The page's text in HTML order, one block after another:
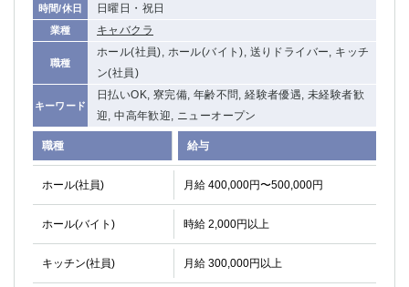
時間/休日 日曜日・祝日
業種 キャバクラ
職種
ホール(社員), ホール(バイト), 送りドライバー, キッチ
ン(社員)
キーワード
日払いOK, 寮完備, 年齢不問, 経験者優遇, 未経験者歓
迎, 中高年歓迎, ニューオープン
職種 給与
ホール(社員) 月給 400,000円〜500,000円
ホール(バイト) 時給 2,000円以上
キッチン(社員) 月給 300,000円以上